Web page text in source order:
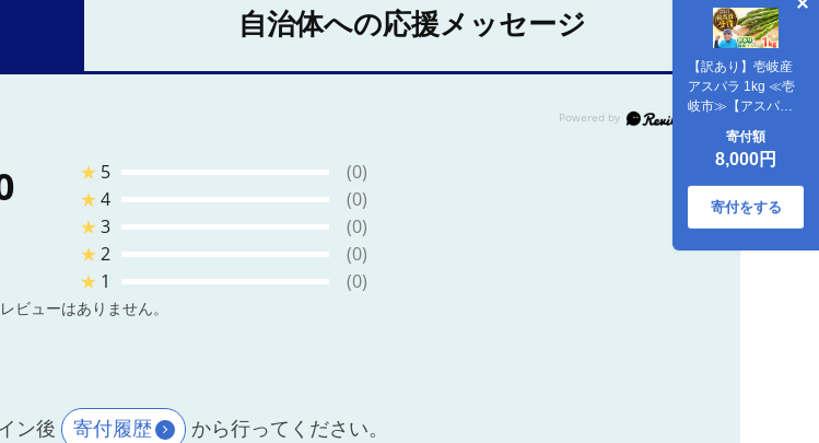
【訳あり】壱岐産
アスパラ 1kg ≪壱
岐市≫【アスパラ
屋】国産 冷蔵配送
産地直送 新鮮
[JGZ001] 8000
8000円 8千円
寄付額
8,000円
寄付をする
自治体への応援メッセージ
★ 5
(0)
★4
(0)
★3
(0)
★2
(0)
★ 1 (0)
レビューはありません。
ン後 寄付履歴 から行ってください。